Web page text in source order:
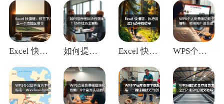
Excel 快捷键：移至下/上一个功能区 如何提升团队协作效率？协作技巧全解析 Excel 快捷键：执行或展开选中的命令 WPS个人免费版功能全解析：够用吗？适合